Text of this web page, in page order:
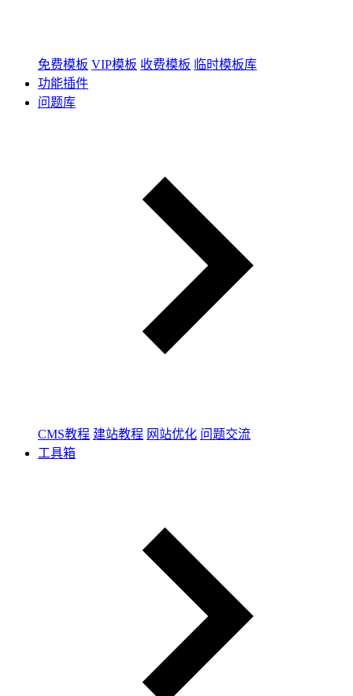
免费模板 VIP模板 收费模板 临时模板库
功能插件
问题库
CMS教程 建站教程 网站优化 问题交流
工具箱